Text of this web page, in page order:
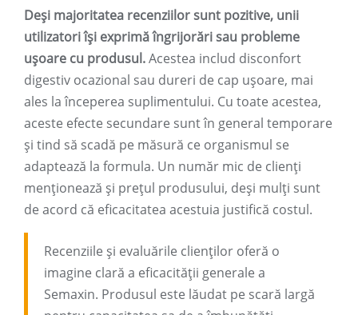
Deși majoritatea recenziilor sunt pozitive, unii
utilizatori își exprimă îngrijorări sau probleme
ușoare cu produsul.Acestea includ disconfort
digestiv ocazional sau dureri de cap ușoare, mai
ales la începerea suplimentului. Cu toate acestea,
aceste efecte secundare sunt în general temporare
și tind să scadă pe măsură ce organismul se
adaptează la formula. Un număr mic de clienți
menționează și prețul produsului, deși mulți sunt
de acord că eficacitatea acestuia justifică costul.
Recenziile și evaluările clienților oferă o
imagine clară a eficacității generale a
Semaxin. Produsul este lăudat pe scară largă